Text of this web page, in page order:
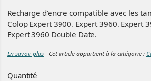
Recharge d'encre compatible avec les
Colop Expert 3900, Expert 3960, Expert
Expert 3960 Double Date.
En savoir plus- Cet article appartient à la catégorie :
Quantité